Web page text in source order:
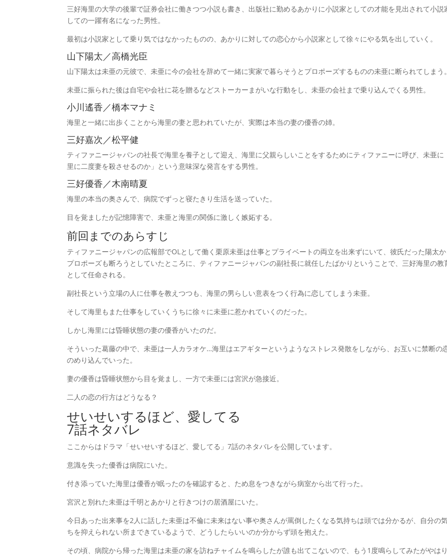
三好海里の大学の後輩で証券会社に働きつつ小説も書き、出版社に勤めるあかりに小説家としての才能を見出されて小説
しての一躍有名になった男性。
最初は小説家として乗り気ではなかったものの、あかりに対しての恋心から小説家として徐々にやる気を出していく。
山下陽太／高橋光臣
山下陽太は未亜の元彼で、未亜に今の会社を辞めて一緒に実家で暮らそうとプロポーズするものの未亜に断られてしまう。
未亜に振られた後は自宅や会社に花を贈るなどストーカーまがいな行動をし、未亜の会社まで乗り込んでくる男性。
小川遙香／橋本マナミ
海里と一緒に出歩くことから海里の妻と思われていたが、実際は本当の妻の優香の姉。
三好嘉次／松平健
ティファニージャパンの社長で海里を養子として迎え、海里に父親らしいことをするためにティファニーに呼び、未亜に
里に二度妻を殺させるのか」という意味深な発言をする男性。
三好優香／木南晴夏
海里の本当の奥さんで、病院でずっと寝たきり生活を送っていた。
目を覚ましたが記憶障害で、未亜と海里の関係に激しく嫉妬する。
前回までのあらすじ
ティファニージャパンの広報部でOLとして働く栗原未亜は仕事とプライベートの両立を出来ずにいて、彼氏だった陽太
プロポーズも断ろうとしていたところに、ティファニージャパンの副社長に就任したばかりということで、三好海里の教
として任命される。
副社長という立場の人に仕事を教えつつも、海里の男らしい意表をつく行為に恋してしまう未亜。
そして海里もまた仕事をしていくうちに徐々に未亜に惹かれていくのだった。
しかし海里には昏睡状態の妻の優香がいたのだ。
そういった葛藤の中で、未亜は一人カラオケ…海里はエアギターというようなストレス発散をしながら、お互いに禁断の
のめり込んでいった。
妻の優香は昏睡状態から目を覚まし、一方で未亜には宮沢が急接近。
二人の恋の行方はどうなる？
せいせいするほど、愛してる
7話ネタバレ
ここからはドラマ「せいせいするほど、愛してる」7話のネタバレを公開しています。
意識を失った優香は病院にいた。
付き添っていた海里は優香が眠ったのを確認すると、ため息をつきながら病室から出て行った。
宮沢と別れた未亜は千明とあかりと行きつけの居酒屋にいた。
今日あった出来事を2人に話した未亜は不倫に未来はない事や奥さんが罵倒したくなる気持ちは頭では分かるが、自分の
ちを抑えられない所まできているようで、どうしたらいいのか分からず頭を抱えた。
その頃、病院から帰った海里は未亜の家を訪ねチャイムを鳴らしたが誰も出てこないので、もう1度鳴らしてみたがやは